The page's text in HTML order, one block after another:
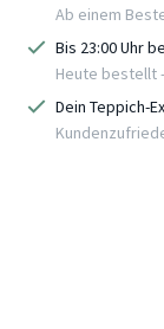
Ab einem
Bis 23:00 Uhr
Heute bestellt
Dein Teppich-